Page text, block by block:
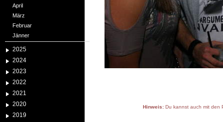
April
März
Februar
Jänner
2025
2024
2023
2022
2021
2020
2019
Hinweis:Du kannst auch mit den